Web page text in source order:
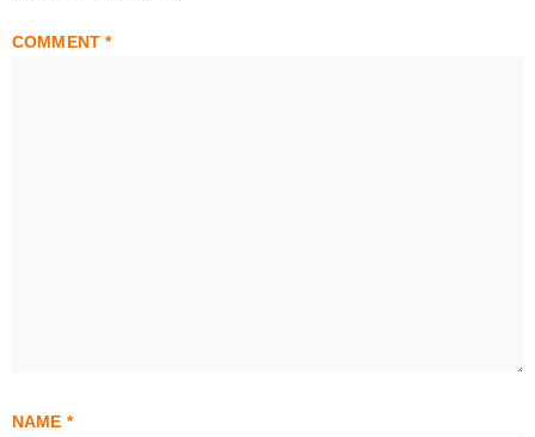
COMMENT*
NAME *